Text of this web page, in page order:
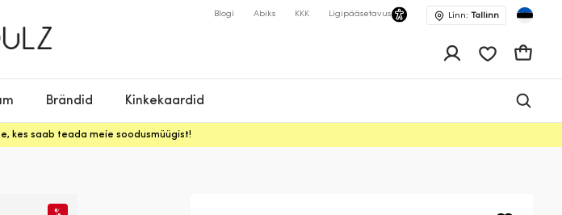
Blogi Abiks KKK Ligipääsetavus Linn: Tallinn
Brändid Kinkekaardid
kes saab teada meie soodusmüügist!